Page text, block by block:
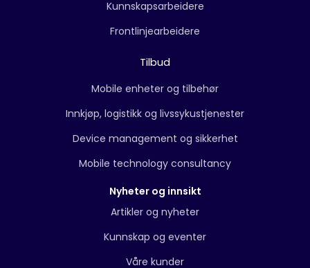
Kunnskapsarbeidere
Frontlinjearbeidere
Tilbud
Mobile enheter og tilbehør
Innkjøp, logistikk og livssykustjenester
Device management og sikkerhet
Mobile technology consultancy
Nyheter og innsikt
Artikler og nyheter
Kunnskap og eventer
Våre kunder